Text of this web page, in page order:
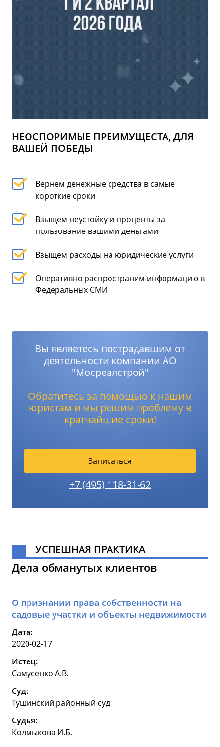
НЕОСПОРИМЫЕ ПРЕИМУЩЕСТА, ДЛЯ
ВАШЕЙ ПОБЕДЫ
Вернем денежные средства в самые
короткие сроки
Взыщем неустойку и проценты за
пользование вашими деньгами
Взыщем расходы на юридические услуги
Оперативно распространим информацию в
Федеральных СМИ
Вы являетесь пострадавшим от
деятельности компании АО
"Мосреалстрой"
Обратитесь за помощью к нашим
юристам и мы решим проблему в
кратчайшие сроки!
Записаться
+7 (495) 118-31-62
УСПЕШНАЯ ПРАКТИКА
Дела обманутых клиентов
О признании права собственности на
садовые участки и объекты недвижимости
Дата:
2020-02-17
Истец:
Самусенко А.В.
Суд:
Тушинский районный суд
Судья:
Колмыкова И.Б.